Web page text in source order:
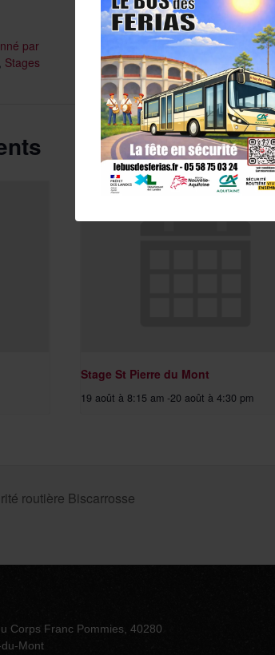
par
, Stages
Stage St Pierre du Mont
19 août à 8:15 am -20 août à 4:30 pm
routière Biscarrosse
Corps Franc Pommies, 40280
Mont